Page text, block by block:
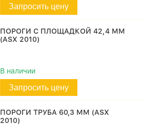
Запросить цену
ПОРОГИ С ПЛОЩАДКОЙ 42,4 ММ
(ASX 2010)
В наличии
Запросить цену
ПОРОГИ ТРУБА 60,3 ММ (ASX
2010)